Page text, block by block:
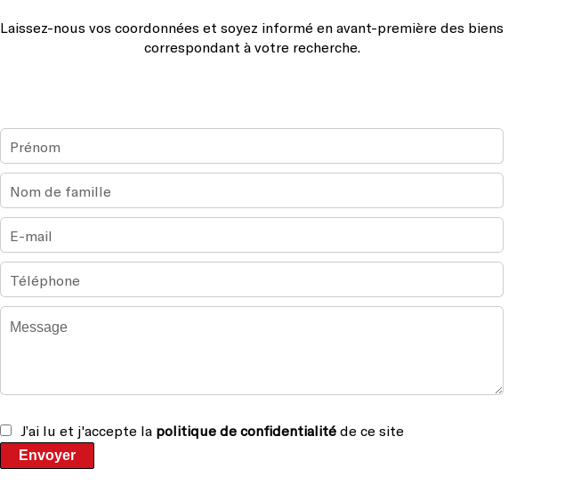
Laissez-nous vos coordonnées et soyez informé en avant-première des biens
correspondant à votre recherche.
J’ai lu et j'accepte la politique de confidentialité de ce site
Envoyer